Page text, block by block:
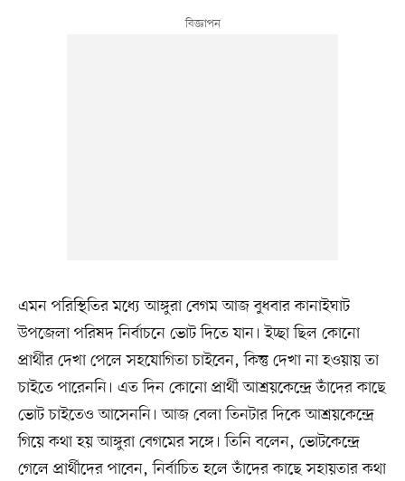
এমন পরিস্থিতির মধ্যে আঙ্গুরা বেগম আজ বুধবার কানাইঘাট
উপজেলা পরিষদ নির্বাচনে ভোট দিতে যান। ইচ্ছা ছিল কোনো
প্রার্থীর দেখা পেলে সহযোগিতা চাইবেন, কিন্তু দেখা না হওয়ায় তা
চাইতে পারেননি। এত দিন কোনো প্রার্থী আশ্রয়কেন্দ্রে তাঁদের কাছে
ভোট চাইতেও আসেননি। আজ বেলা তিনটার দিকে আশ্রয়কেন্দ্রে
গিয়ে কথা হয় আঙ্গুরা বেগমের সঙ্গে। তিনি বলেন, ভোটকেন্দ্রে
গেলে প্রার্থীদের পাবেন, নির্বাচিত হলে তাঁদের কাছে সহায়তার কথা